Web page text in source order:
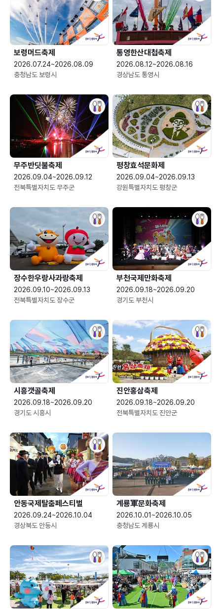
보령머드축제
2026.07.24~2026.08.09
충청남도 보령시
통영한산대첩축제
2026.08.12~2026.08.16
경상남도 통영시
무주반딧불축제
2026.09.04~2026.09.12
전북특별자치도 무주군
평창효석문화제
2026.09.04~2026.09.13
강원특별자치도 평창군
장수한우랑사과랑축제
2026.09.10~2026.09.13
전북특별자치도 장수군
부천국제만화축제
2026.09.18~2026.09.20
경기도 부천시
시흥갯골축제
2026.09.18~2026.09.20
경기도 시흥시
진안홍삼축제
2026.09.18~2026.09.20
전북특별자치도 진안군
안동국제탈춤페스티벌
2026.09.24~2026.10.04
경상북도 안동시
2026.10.01~2026.10.05
충청남도 계룡시